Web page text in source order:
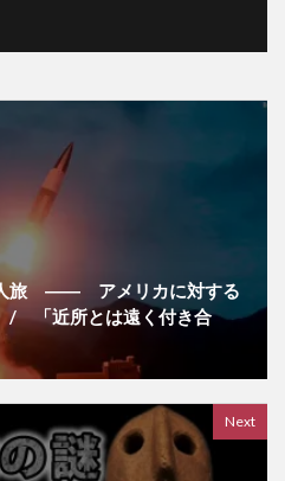
人旅 ―― アメリカに対する
/ 「近所とは遠く付き合
Next